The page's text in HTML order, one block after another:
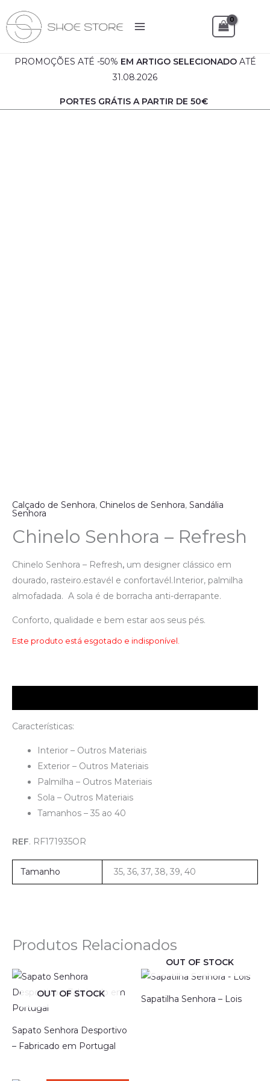
to
content
PROMOÇÕES ATÉ -50% EM ARTIGO SELECIONADO ATÉ
31.08.2026
PORTES GRÁTIS A PARTIR DE 50€
Calçado de Senhora, Chinelos de Senhora, Sandália
Senhora
Chinelo Senhora – Refresh
Chinelo Senhora – Refresh, um designer clássico em
dourado, rasteiro.estavél e confortavél.Interior, palmilha
almofadada. A sola é de borracha anti-derrapante.
Conforto, qualidade e bem estar aos seus pés.
Este produto está esgotado e indisponível.
Características:
Interior – Outros Materiais
Exterior – Outros Materiais
Palmilha – Outros Materiais
Sola – Outros Materiais
Tamanhos – 35 ao 40
REF. RF171935OR
Tamanho 35, 36, 37, 38, 39, 40
Produtos Relacionados
OUT OF STOCK
Sapato Senhora Desportivo
– Fabricado em Portugal
OUT OF STOCK
Sapatilha Senhora – Lois